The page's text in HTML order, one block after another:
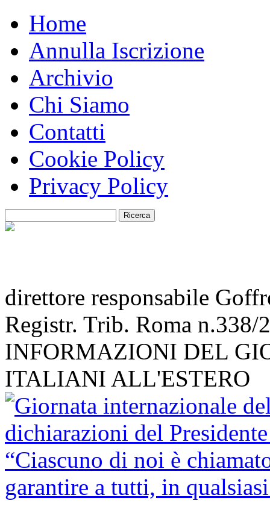
Home
Annulla Iscrizione
Archivio
Chi Siamo
Contatti
Cookie Policy
Privacy Policy
direttore responsabile
Registr. Trib. Roma n.338/
INFORMAZIONI DEL
ITALIANI ALL'ESTERO